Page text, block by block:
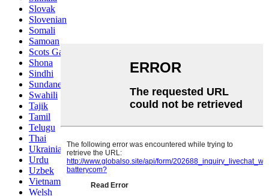
Slovak
Slovenian
Somali
Samoan
Scots Gaelic
Shona
Sindhi
Sundanese
Swahili
Tajik
Tamil
Telugu
Thai
Ukrainian
Urdu
Uzbek
Vietnamese
Welsh